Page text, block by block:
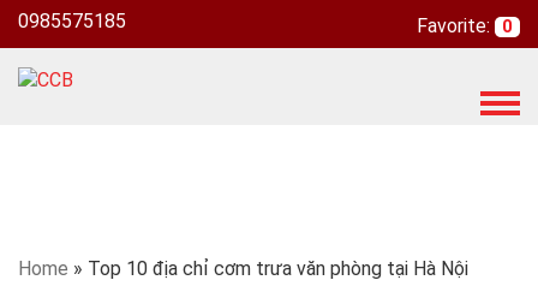
0985575185 Favorite: 0
T
Home » Top 10 địa chỉ cơm trưa văn phòng tại Hà Nội